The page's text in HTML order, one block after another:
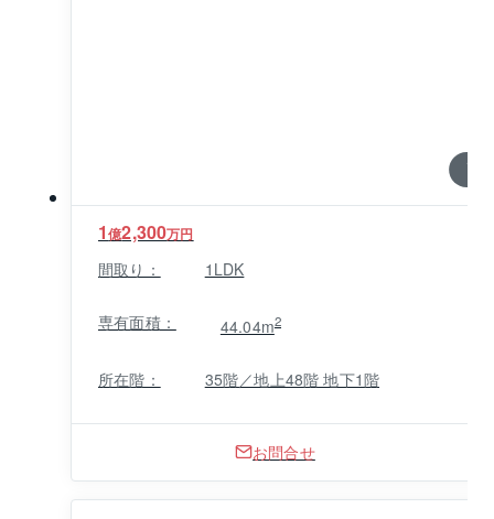
1 / 0
1億2,300万円
間取り： 1LDK
専有面積： 44.04m2
所在階： 35階／地上48階 地下1階
お問合せ